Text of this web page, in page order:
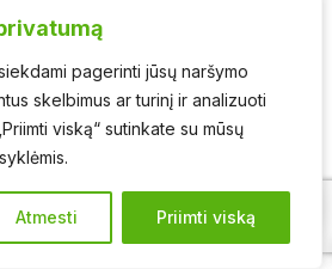
pagerinti jūsų naršymo
skelbimus ar turinį ir analizuoti
viską“ sutinkate su mūsų
Atmesti Priimti viską
pagerinti jūsų naršymo
skelbimus ar turinį ir analizuoti
viską“ sutinkate su mūsų
Atmesti Priimti viską
€ 5,99
NMP vaisių kvapo 5L